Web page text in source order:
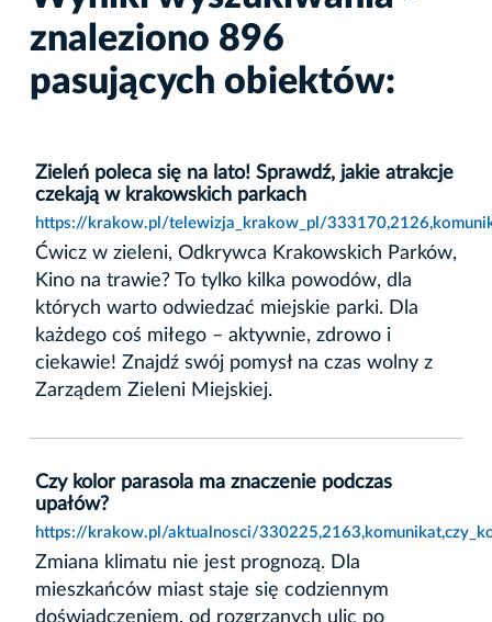
znaleziono 896
pasujących obiektów:
Zieleń poleca się na lato! Sprawdź, jakie atrakcje
czekają w krakowskich parkach
https://krakow.pl/telewizja_krakow_pl/
Ćwicz w zieleni, Odkrywca Krakowskich Parków,
Kino na trawie? To tylko kilka powodów, dla
których warto odwiedzać miejskie parki. Dla
każdego coś miłego – aktywnie, zdrowo i
ciekawie! Znajdź swój pomysł na czas wolny z
Zarządem Zieleni Miejskiej.
Czy kolor parasola ma znaczenie podczas
upałów?
https://krakow.pl/aktualnosci/
Zmiana klimatu nie jest prognozą. Dla
mieszkańców miast staje się codziennym
doświadczeniem, od rozgrzanych ulic po